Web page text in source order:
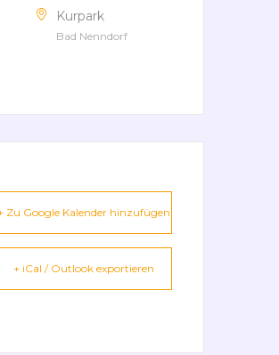
Kurpark
Bad Nenndorf
Zu Google Kalender hinzufügen
+ iCal / Outlook exportieren